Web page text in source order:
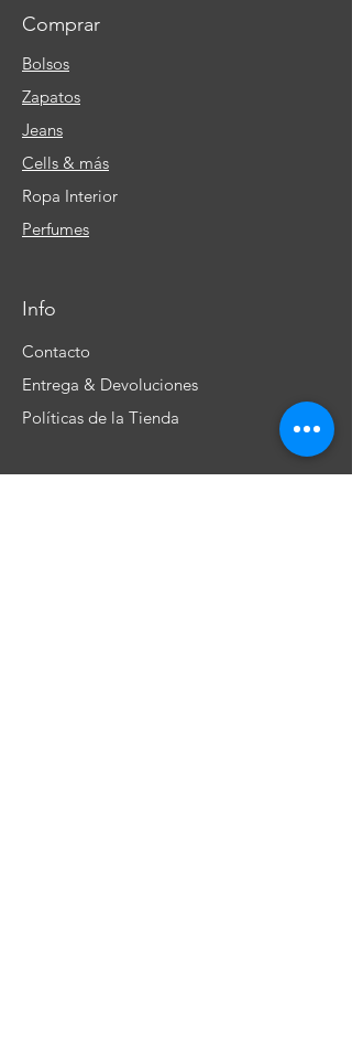
Comprar
Bolsos
Zapatos
Jeans
Cells & más
Ropa Interior
Perfumes
Info
Contacto
Entrega & Devoluciones
Políticas de la Tienda